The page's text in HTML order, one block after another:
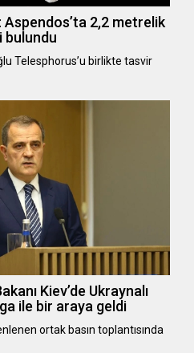
2,2 metrelik
bulundu
Telesphorus’u birlikte tasvir
Kiev’de Ukraynalı
ile bir araya geldi
ortak basın toplantısında